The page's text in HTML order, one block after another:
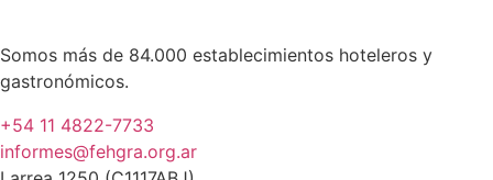
Somos más de 84.000 establecimientos hoteleros y
gastronómicos.
+54 11 4822-7733
informes@fehgra.org.ar